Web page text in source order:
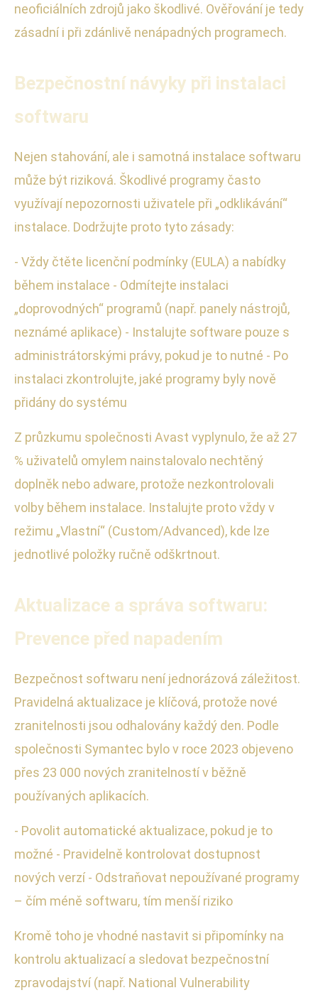
neoficiálních zdrojů jako škodlivé. Ověřování je tedy
zásadní i při zdánlivě nenápadných programech.
Bezpečnostní návyky při instalaci
softwaru
Nejen stahování, ale i samotná instalace softwaru
může být riziková. Škodlivé programy často
využívají nepozornosti uživatele při „odklikávání“
instalace. Dodržujte proto tyto zásady:
- Vždy čtěte licenční podmínky (EULA) a nabídky
během instalace - Odmítejte instalaci
„doprovodných“ programů (např. panely nástrojů,
neznámé aplikace) - Instalujte software pouze s
administrátorskými právy, pokud je to nutné - Po
instalaci zkontrolujte, jaké programy byly nově
přidány do systému
Z průzkumu společnosti Avast vyplynulo, že až 27
% uživatelů omylem nainstalovalo nechtěný
doplněk nebo adware, protože nezkontrolovali
volby během instalace. Instalujte proto vždy v
režimu „Vlastní“ (Custom/Advanced), kde lze
jednotlivé položky ručně odškrtnout.
Aktualizace a správa softwaru:
Prevence před napadením
Bezpečnost softwaru není jednorázová záležitost.
Pravidelná aktualizace je klíčová, protože nové
zranitelnosti jsou odhalovány každý den. Podle
společnosti Symantec bylo v roce 2023 objeveno
přes 23 000 nových zranitelností v běžně
používaných aplikacích.
- Povolit automatické aktualizace, pokud je to
možné - Pravidelně kontrolovat dostupnost
nových verzí - Odstraňovat nepoužívané programy
– čím méně softwaru, tím menší riziko
Kromě toho je vhodné nastavit si připomínky na
kontrolu aktualizací a sledovat bezpečnostní
zpravodajství (např. National Vulnerability